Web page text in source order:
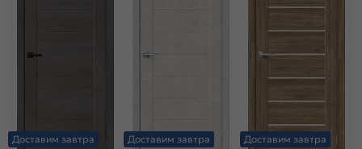
Доставим завтра Доставим завтра Доставим завтра